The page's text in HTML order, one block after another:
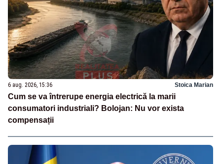
6 aug. 2026, 15:36 Stoica Marian
Cum se va întrerupe energia electrică la marii
consumatori industriali? Bolojan: Nu vor exista
compensații